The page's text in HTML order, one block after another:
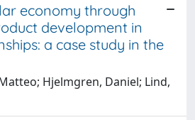
economy through
development in
a case study in the
Hjelmgren, Daniel; Lind,